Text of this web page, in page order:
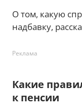
О том, какую
надбавку,
Реклама
Какие
к пенсии